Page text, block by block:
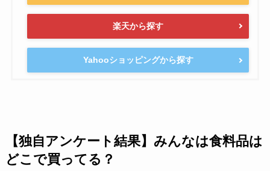
楽天から探す
Yahooショッピングから探す
【独自アンケート結果】みんなは食料品は
どこで買ってる？